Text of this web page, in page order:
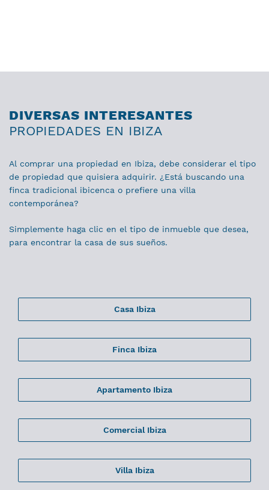
DIVERSAS INTERESANTES
PROPIEDADES EN IBIZA
Al comprar una propiedad en Ibiza, debe considerar el tipo
de propiedad que quisiera adquirir. ¿Está buscando una
finca tradicional ibicenca o prefiere una villa
contemporánea?
Simplemente haga clic en el tipo de inmueble que desea,
para encontrar la casa de sus sueños.
Casa Ibiza
Finca Ibiza
Apartamento Ibiza
Comercial Ibiza
Villa Ibiza